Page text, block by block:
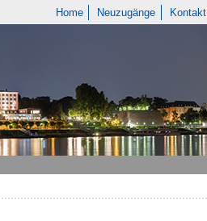
Home Neuzugänge Kontakt